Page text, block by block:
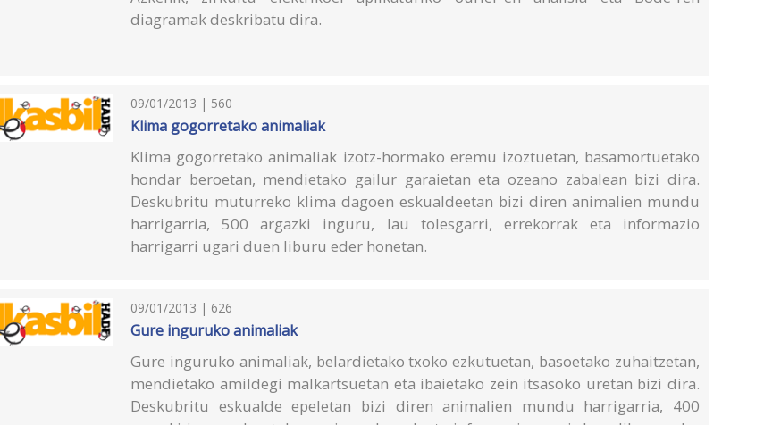
diagramak deskribatu dira.
09/01/2013 | 560
Klima gogorretako animaliak
Klima gogorretako animaliak izotz-hormako eremu izoztuetan, basamortuetako
hondar beroetan, mendietako gailur garaietan eta ozeano zabalean bizi dira.
Deskubritu muturreko klima dagoen eskualdeetan bizi diren animalien mundu
harrigarria, 500 argazki inguru, lau tolesgarri, errekorrak eta informazio
harrigarri ugari duen liburu eder honetan.
09/01/2013 | 626
Gure inguruko animaliak
Gure inguruko animaliak, belardietako txoko ezkutuetan, basoetako zuhaitzetan,
mendietako amildegi malkartsuetan eta ibaietako zein itsasoko uretan bizi dira.
Deskubritu eskualde epeletan bizi diren animalien mundu harrigarria, 400